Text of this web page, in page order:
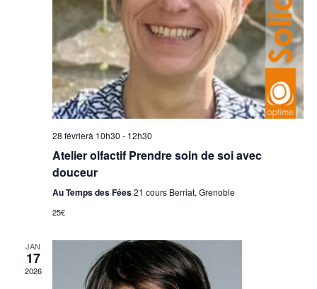
28 févrierà 10h30 - 12h30
Atelier olfactif Prendre soin de soi avec
douceur
Au Temps des Fées21 cours Berriat, Grenoble
25€
JAN
17
2026